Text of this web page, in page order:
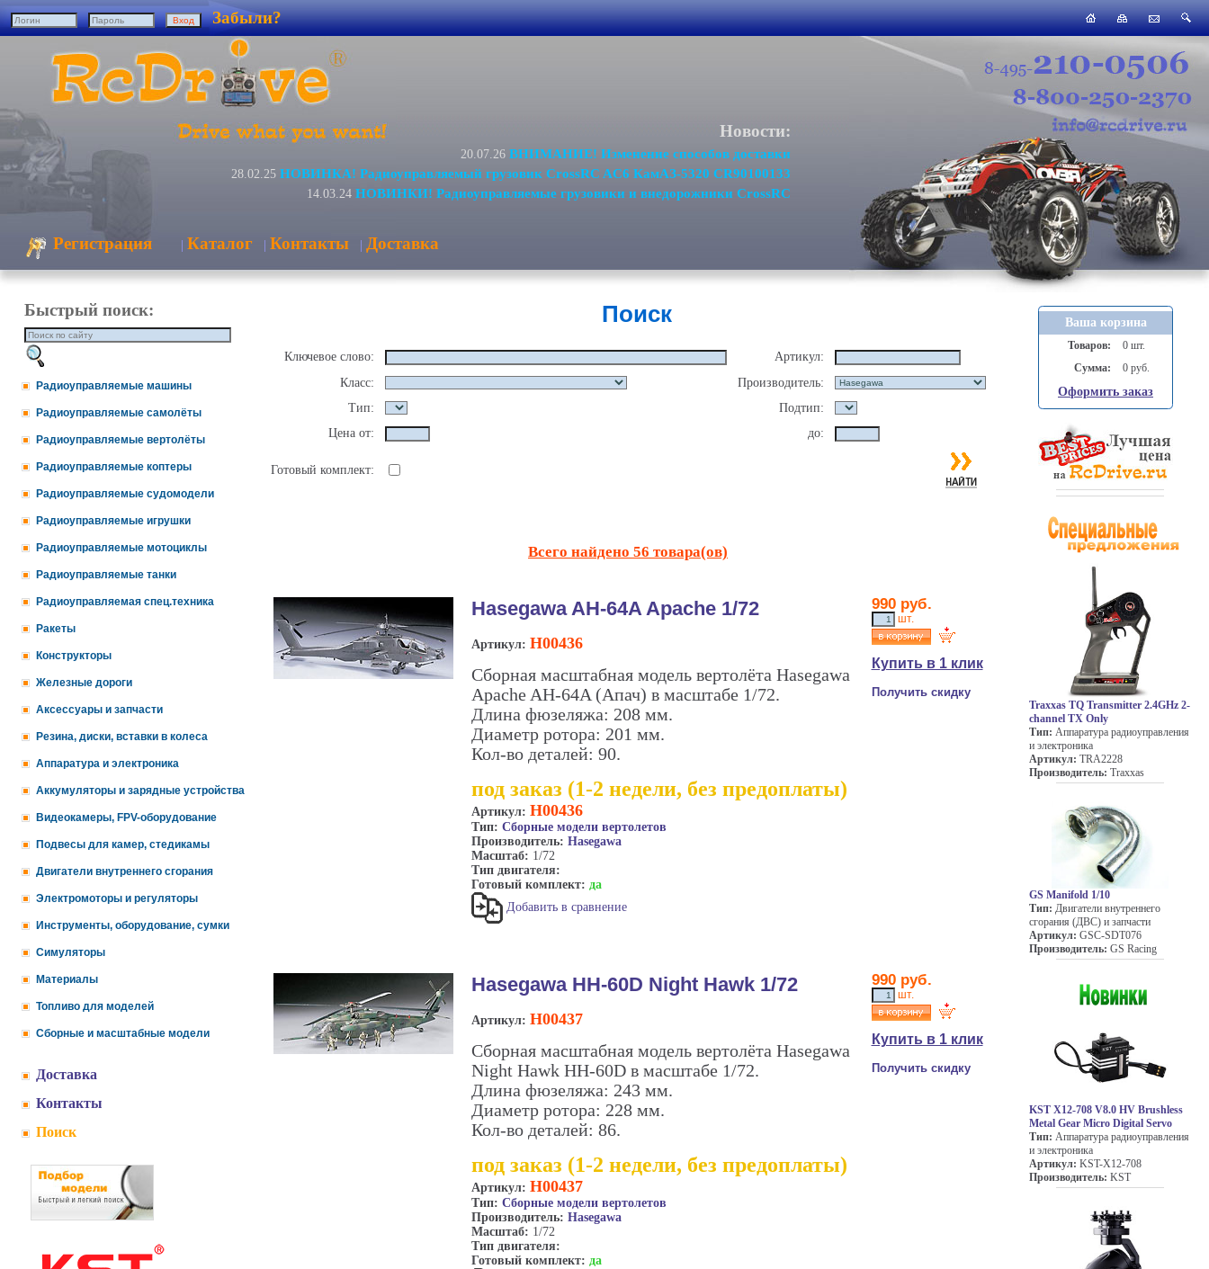
Забыли?
Новости:
20.07.26 ВНИМАНИЕ! Изменение способов доставки
28.02.25 НОВИНКА! Радиоуправляемый грузовик CrossRC AC6 КамАЗ-5320 CR90100133
14.03.24 НОВИНКИ! Радиоуправляемые грузовики и внедорожники CrossRC
Регистрация | Каталог | Контакты | Доставка
Быстрый поиск:
Радиоуправляемые машины
Радиоуправляемые самолёты
Радиоуправляемые вертолёты
Радиоуправляемые коптеры
Радиоуправляемые судомодели
Радиоуправляемые игрушки
Радиоуправляемые мотоциклы
Радиоуправляемые танки
Радиоуправляемая спец.техника
Ракеты
Конструкторы
Железные дороги
Аксессуары и запчасти
Резина, диски, вставки в колеса
Аппаратура и электроника
Аккумуляторы и зарядные устройства
Видеокамеры, FPV-оборудование
Подвесы для камер, стедикамы
Двигатели внутреннего сгорания
Электромоторы и регуляторы
Инструменты, оборудование, сумки
Симуляторы
Материалы
Топливо для моделей
Сборные и масштабные модели
Доставка
Контакты
Поиск
Поиск
Ключевое слово:
Артикул:
Класс:
Производитель:
Тип:
Подтип:
Цена от:
до:
Готовый комплект:
Всего найдено 56 товара(ов)
Hasegawa AH-64A Apache 1/72
Артикул: H00436
Сборная масштабная модель вертолёта Hasegawa
Apache AH-64A (Апач) в масштабе 1/72.
Длина фюзеляжа: 208 мм.
Диаметр ротора: 201 мм.
Кол-во деталей: 90.
под заказ (1-2 недели, без предоплаты)
Артикул: H00436
Тип: Сборные модели вертолетов
Производитель: Hasegawa
Масштаб: 1/72
Тип двигателя:
Готовый комплект: да
Добавить в сравнение
990 руб.
шт.
Купить в 1 клик
Получить скидку
Hasegawa HH-60D Night Hawk 1/72
Артикул: H00437
Сборная масштабная модель вертолёта Hasegawa
Night Hawk HH-60D в масштабе 1/72.
Длина фюзеляжа: 243 мм.
Диаметр ротора: 228 мм.
Кол-во деталей: 86.
под заказ (1-2 недели, без предоплаты)
Артикул: H00437
Тип: Сборные модели вертолетов
Производитель: Hasegawa
Масштаб: 1/72
Тип двигателя:
Готовый комплект: да
990 руб.
шт.
Купить в 1 клик
Получить скидку
Ваша корзина
Товаров:
0 шт.
Сумма:
0 руб.
Оформить заказ
Traxxas TQ Transmitter 2.4GHz 2-
channel TX Only
Тип: Аппаратура радиоуправления
и электроника
Артикул: TRA2228
Производитель: Traxxas
GS Manifold 1/10
Тип: Двигатели внутреннего
сгорания (ДВС) и запчасти
Артикул: GSC-SDT076
Производитель: GS Racing
KST X12-708 V8.0 HV Brushless
Metal Gear Micro Digital Servo
Тип: Аппаратура радиоуправления
и электроника
Артикул: KST-X12-708
Производитель: KST